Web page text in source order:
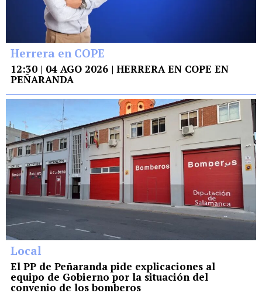
Herrera en COPE
12:30 | 04 AGO 2026 | HERRERA EN COPE EN
PEÑARANDA
Local
El PP de Peñaranda pide explicaciones al
equipo de Gobierno por la situación del
convenio de los bomberos